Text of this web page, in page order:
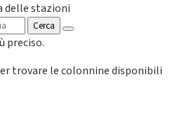
delle stazioni
Cerca
preciso.
trovare le colonnine disponibili